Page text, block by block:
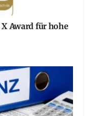
Award für hohe